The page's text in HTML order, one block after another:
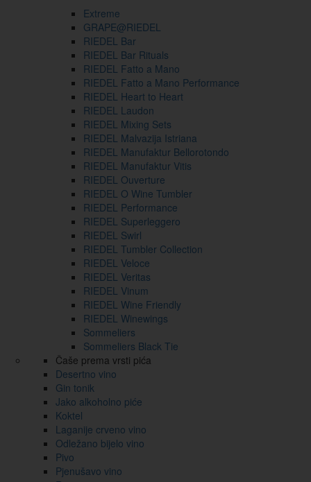
Extreme
GRAPE@RIEDEL
RIEDEL Bar
RIEDEL Bar Rituals
RIEDEL Fatto a Mano
RIEDEL Fatto a Mano Performance
RIEDEL Heart to Heart
RIEDEL Laudon
RIEDEL Mixing Sets
RIEDEL Malvazija Istriana
RIEDEL Manufaktur Bellorotondo
RIEDEL Manufaktur Vitis
RIEDEL Ouverture
RIEDEL O Wine Tumbler
RIEDEL Performance
RIEDEL Superleggero
RIEDEL Swirl
RIEDEL Tumbler Collection
RIEDEL Veloce
RIEDEL Veritas
RIEDEL Vinum
RIEDEL Wine Friendly
RIEDEL Winewings
Sommeliers
Sommeliers Black Tie
Čaše prema vrsti pića
Desertno vino
Gin tonik
Jako alkoholno piće
Koktel
Laganije crveno vino
Odležano bijelo vino
Pivo
Pjenušavo vino